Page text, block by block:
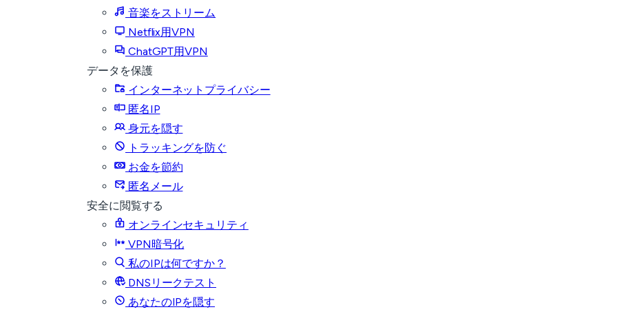
音楽をストリーム
Netflix用VPN
ChatGPT用VPN
データを保護
インターネットプライバシー
匿名IP
身元を隠す
トラッキングを防ぐ
お金を節約
匿名メール
安全に閲覧する
オンラインセキュリティ
VPN暗号化
私のIPは何ですか？
DNSリークテスト
あなたのIPを隠す